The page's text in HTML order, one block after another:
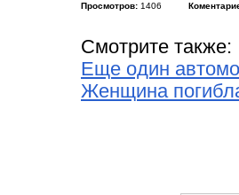
Просмотров: 1406
Смотрите также:
Еще один
Женщина